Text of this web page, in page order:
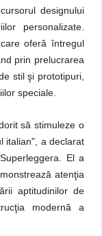
designului
personalizate.
oferă întregul
prin prelucrarea
stil şi prototipuri,
speciale.
să stimuleze o
italian", a declarat
El a
atenţia
aptitudinilor de
modernă a